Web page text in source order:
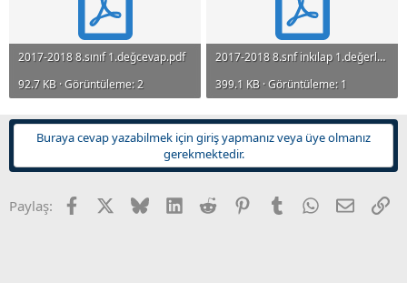
2017-2018 8.sınıf 1.değcevap.pdf
92.7 KB · Görüntüleme: 2
2017-2018 8.snf inkılap 1.değerlendirme (1).pdf
399.1 KB · Görüntüleme: 1
Buraya cevap yazabilmek için giriş yapmanız veya üye olmanız
gerekmektedir.
Paylaş: Facebook BlueskyLinkedInReddit PinterestTumblr WhatsApp
E-posta